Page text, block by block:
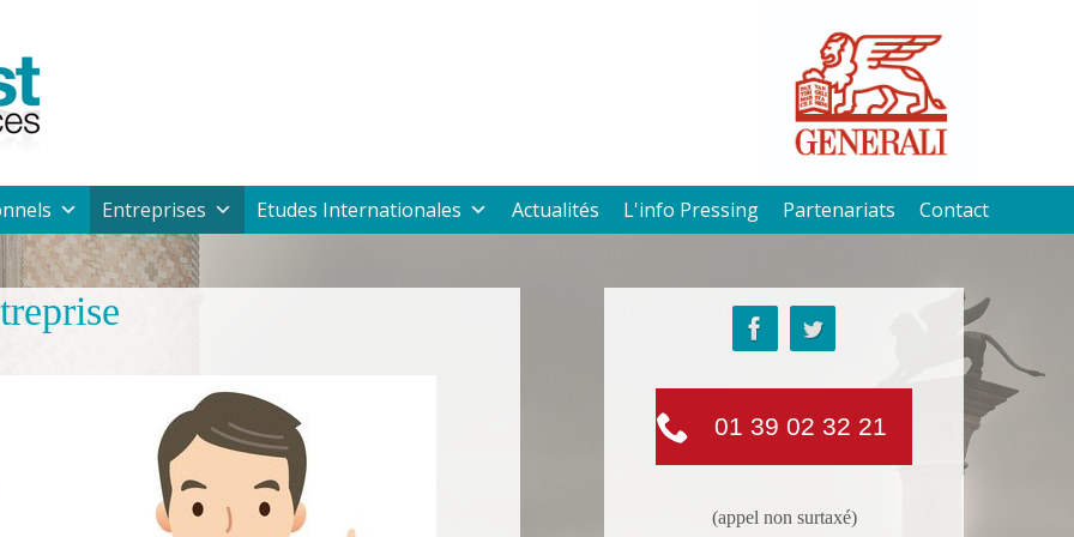
Entreprises Etudes Internationales Actualités L'info Pressing Partenariats Contact
01 39 02 32 21
(appel non surtaxé)